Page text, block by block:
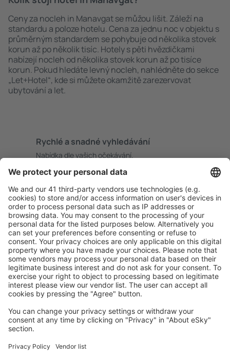
Ceny za nocleh in Manavgat se můžou lišit. Záleží na
standardu a poloze hotelu. Cena za jednu noc v objektu s
průměrným standardem se pohybuje od několika stovek
korun až po několik tisíc. Hotely s pěti hvězdičkami
nabízejí nocleh od několika stovek korun až po tisíce
korun. Pokud hledáte levný nocleh, nahlédněte do sekce
„Let+Hotel“, kde si můžete okamžitě zarezervovat
ubytování a let.
Rychlé a snadné vyhledávání
Nabídka dle vašich očekávání.
Pečlivé plánování
Bezproblémová rezervace s možností bezplatného
zrušení.
S námi ušetříte
Atraktivní ceny a speciální nabídky pro přihlášené
uživatele.
Ubytování dle vašeho gusta
Vyberte si z více než 1.3 milionu zařízení: hotelů,
Nejvyhledávanější hotely uživateli eSky